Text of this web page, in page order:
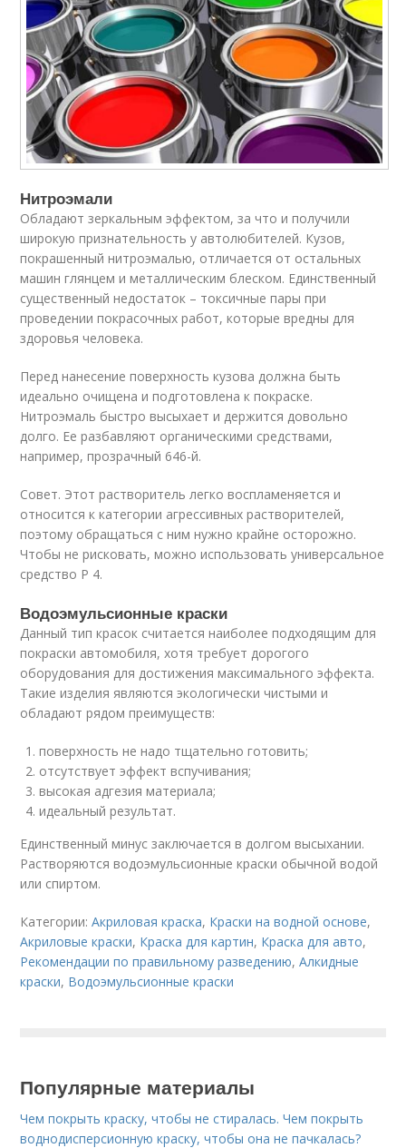
Нитроэмали
Обладают зеркальным эффектом, за что и получили
широкую признательность у автолюбителей. Кузов,
покрашенный нитроэмалью, отличается от остальных
машин глянцем и металлическим блеском. Единственный
существенный недостаток – токсичные пары при
проведении покрасочных работ, которые вредны для
здоровья человека.
Перед нанесение поверхность кузова должна быть
идеально очищена и подготовлена к покраске.
Нитроэмаль быстро высыхает и держится довольно
долго. Ее разбавляют органическими средствами,
например, прозрачный 646-й.
Совет. Этот растворитель легко воспламеняется и
относится к категории агрессивных растворителей,
поэтому обращаться с ним нужно крайне осторожно.
Чтобы не рисковать, можно использовать универсальное
средство Р 4.
Водоэмульсионные краски
Данный тип красок считается наиболее подходящим для
покраски автомобиля, хотя требует дорогого
оборудования для достижения максимального эффекта.
Такие изделия являются экологически чистыми и
обладают рядом преимуществ:
поверхность не надо тщательно готовить;
отсутствует эффект вспучивания;
высокая адгезия материала;
идеальный результат.
Единственный минус заключается в долгом высыхании.
Растворяются водоэмульсионные краски обычной водой
или спиртом.
Категории:Акриловая краска, Краски на водной основе,
Акриловые краски, Краска для картин, Краска для авто,
Рекомендации по правильному разведению,Алкидные
краски, Водоэмульсионные краски
Популярные материалы
Чем покрыть краску, чтобы не стиралась. Чем покрыть
воднодисперсионную краску, чтобы она не пачкалась?